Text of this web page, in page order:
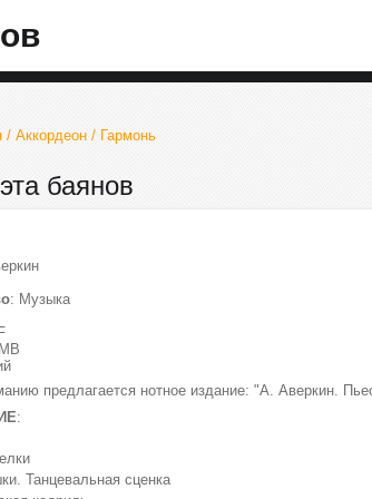
/ Аккордеон / Гармонь
баянов
: Музыка
предлагается нотное издание: "А. Аверкин.
:
Танцевальная сценка